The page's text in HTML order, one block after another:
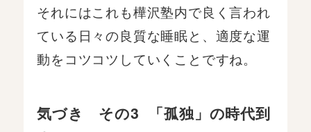
それにはこれも樺沢塾内で良く言われ
ている日々の良質な睡眠と、適度な運
動をコツコツしていくことですね。
気づき その3 「孤独」の時代到